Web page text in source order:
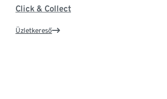
Click & Collect
Üzletkereső